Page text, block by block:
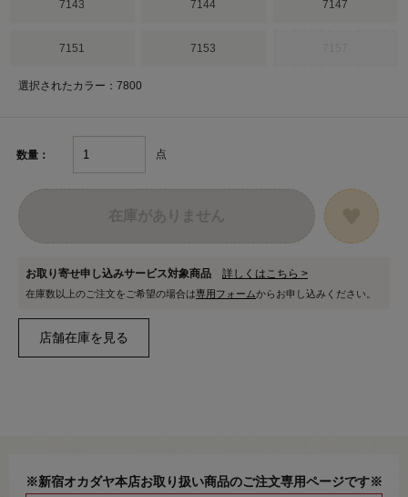
7143 7144 7147
7151 7153
選択されたカラー：7800
数量： 点
お取り寄せ申し込みサービス対象商品 詳しくはこちら >
在庫数以上のご注文をご希望の場合は専用フォームからお申し込みください。
※新宿オカダヤ本店お取り扱い商品のご注文専用ページです※